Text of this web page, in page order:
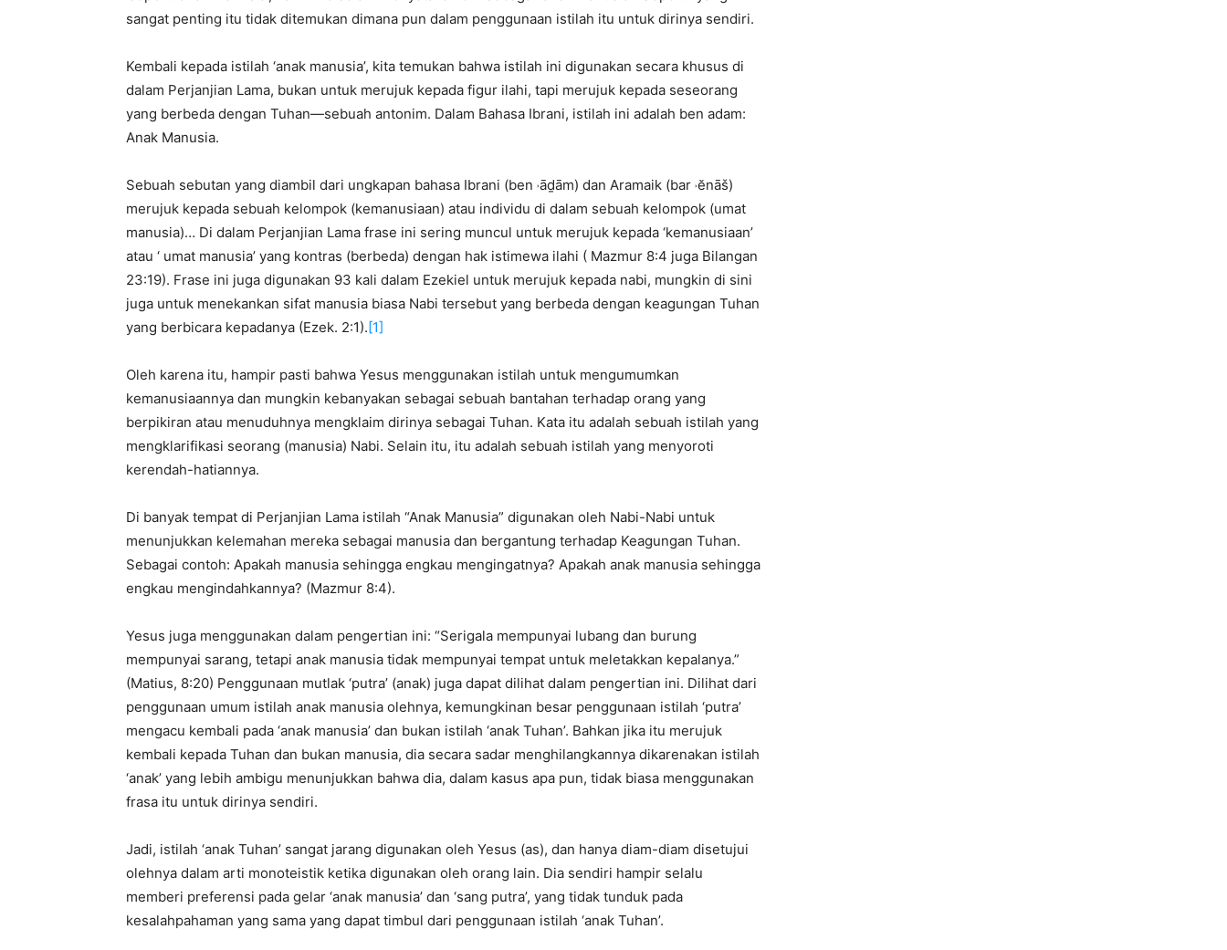
sangat penting itu tidak ditemukan dimana pun dalam penggunaan istilah itu untuk dirinya sendiri.
Kembali kepada istilah ‘anak manusia’, kita temukan bahwa istilah ini digunakan secara khusus di
dalam Perjanjian Lama, bukan untuk merujuk kepada figur ilahi, tapi merujuk kepada seseorang
yang berbeda dengan Tuhan—sebuah antonim. Dalam Bahasa Ibrani, istilah ini adalah ben adam:
Anak Manusia.
Sebuah sebutan yang diambil dari ungkapan bahasa Ibrani (ben ˒āḏām) dan Aramaik (bar ˒ĕnāš)
merujuk kepada sebuah kelompok (kemanusiaan) atau individu di dalam sebuah kelompok (umat
manusia)… Di dalam Perjanjian Lama frase ini sering muncul untuk merujuk kepada ‘kemanusiaan’
atau ‘ umat manusia’ yang kontras (berbeda) dengan hak istimewa ilahi ( Mazmur 8:4 juga Bilangan
23:19). Frase ini juga digunakan 93 kali dalam Ezekiel untuk merujuk kepada nabi, mungkin di sini
juga untuk menekankan sifat manusia biasa Nabi tersebut yang berbeda dengan keagungan Tuhan
yang berbicara kepadanya (Ezek. 2:1).[1]
Oleh karena itu, hampir pasti bahwa Yesus menggunakan istilah untuk mengumumkan
kemanusiaannya dan mungkin kebanyakan sebagai sebuah bantahan terhadap orang yang
berpikiran atau menuduhnya mengklaim dirinya sebagai Tuhan. Kata itu adalah sebuah istilah yang
mengklarifikasi seorang (manusia) Nabi. Selain itu, itu adalah sebuah istilah yang menyoroti
kerendah-hatiannya.
Di banyak tempat di Perjanjian Lama istilah “Anak Manusia” digunakan oleh Nabi-Nabi untuk
menunjukkan kelemahan mereka sebagai manusia dan bergantung terhadap Keagungan Tuhan.
Sebagai contoh: Apakah manusia sehingga engkau mengingatnya? Apakah anak manusia sehingga
engkau mengindahkannya? (Mazmur 8:4).
Yesus juga menggunakan dalam pengertian ini: “Serigala mempunyai lubang dan burung
mempunyai sarang, tetapi anak manusia tidak mempunyai tempat untuk meletakkan kepalanya.”
(Matius, 8:20) Penggunaan mutlak ‘putra’ (anak) juga dapat dilihat dalam pengertian ini. Dilihat dari
penggunaan umum istilah anak manusia olehnya, kemungkinan besar penggunaan istilah ‘putra’
mengacu kembali pada ‘anak manusia’ dan bukan istilah ‘anak Tuhan’. Bahkan jika itu merujuk
kembali kepada Tuhan dan bukan manusia, dia secara sadar menghilangkannya dikarenakan istilah
‘anak’ yang lebih ambigu menunjukkan bahwa dia, dalam kasus apa pun, tidak biasa menggunakan
frasa itu untuk dirinya sendiri.
Jadi, istilah ‘anak Tuhan’ sangat jarang digunakan oleh Yesus (as), dan hanya diam-diam disetujui
olehnya dalam arti monoteistik ketika digunakan oleh orang lain. Dia sendiri hampir selalu
memberi preferensi pada gelar ‘anak manusia’ dan ‘sang putra’, yang tidak tunduk pada
kesalahpahaman yang sama yang dapat timbul dari penggunaan istilah ‘anak Tuhan’.